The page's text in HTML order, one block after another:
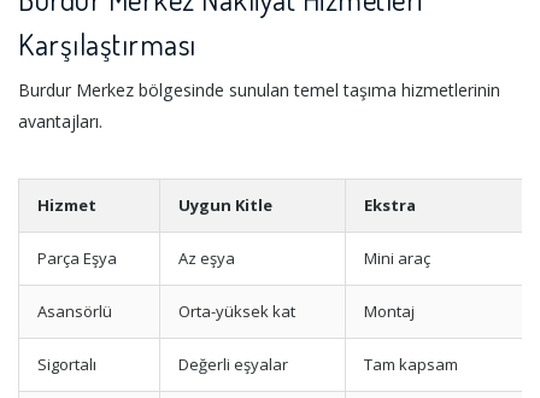
Karşılaştırması
Burdur Merkez bölgesinde sunulan temel taşıma hizmetlerinin
avantajları.
Hizmet Uygun Kitle Ekstra
Parça Eşya Az eşya Mini araç
Asansörlü Orta-yüksek kat Montaj
Sigortalı Değerli eşyalar Tam kapsam